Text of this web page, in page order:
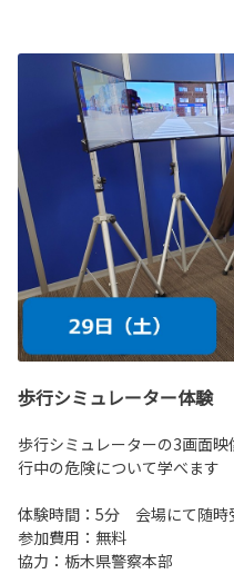
歩行シミュレーター体験
歩行シミュレーターの3画面
行中の危険について学べます
体験時間：5分 会場にて随時
参加費用：無料
協力：栃木県警察本部